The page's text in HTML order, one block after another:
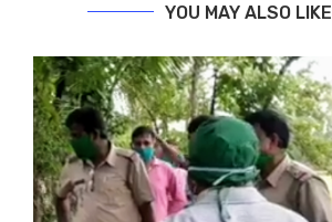
YOU MAY ALSO LIKE